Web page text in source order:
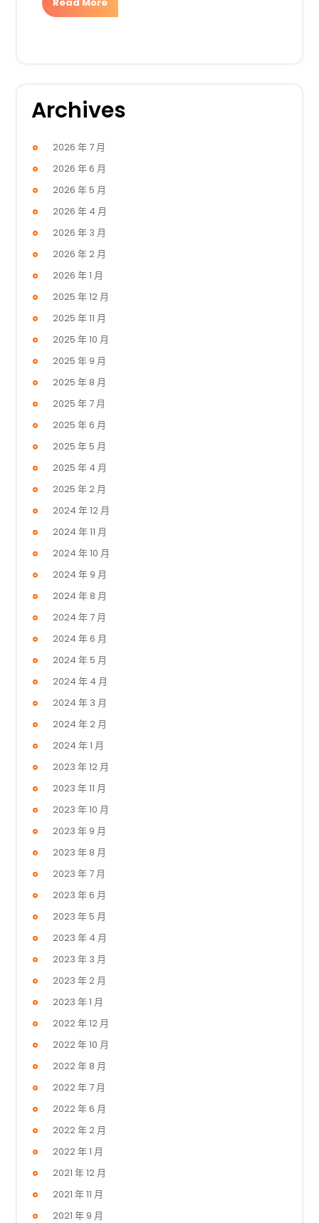
Archives
2026 年 7 月
2026 年 6 月
2026 年 5 月
2026 年 4 月
2026 年 3 月
2026 年 2 月
2026 年 1 月
2025 年 12 月
2025 年 11 月
2025 年 10 月
2025 年 9 月
2025 年 8 月
2025 年 7 月
2025 年 6 月
2025 年 5 月
2025 年 4 月
2025 年 2 月
2024 年 12 月
2024 年 11 月
2024 年 10 月
2024 年 9 月
2024 年 8 月
2024 年 7 月
2024 年 6 月
2024 年 5 月
2024 年 4 月
2024 年 3 月
2024 年 2 月
2024 年 1 月
2023 年 12 月
2023 年 11 月
2023 年 10 月
2023 年 9 月
2023 年 8 月
2023 年 7 月
2023 年 6 月
2023 年 5 月
2023 年 4 月
2023 年 3 月
2023 年 2 月
2023 年 1 月
2022 年 12 月
2022 年 10 月
2022 年 8 月
2022 年 7 月
2022 年 6 月
2022 年 2 月
2022 年 1 月
2021 年 12 月
2021 年 11 月
2021 年 9 月